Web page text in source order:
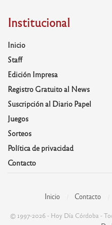
Institucional
Inicio
Staff
Edición Impresa
Registro Gratuito al News
Suscripción al Diario Papel
Juegos
Sorteos
Política de privacidad
Contacto
Inicio Contacto
© 1997-2026 - Hoy Día Córdoba -